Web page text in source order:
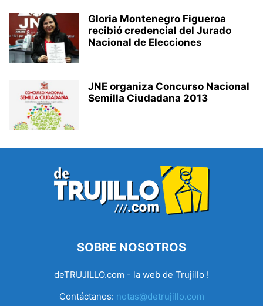
Gloria Montenegro Figueroa
recibió credencial del Jurado
Nacional de Elecciones
JNE organiza Concurso Nacional
Semilla Ciudadana 2013
SOBRE NOSOTROS
deTRUJILLO.com - la web de Trujillo !
Contáctanos: notas@detrujillo.com